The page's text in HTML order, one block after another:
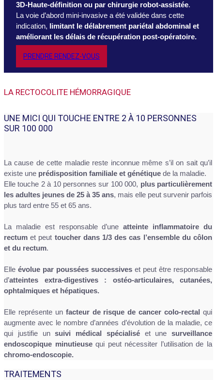
3D-Haute-définition ou par chirurgie robot-assistée.
La voie d’abord mini-invasive a été validée dans cette
indication, limitant le délabrement pariétal abdominal et
améliorant les délais de récupération post-opératoire.
PRENDRE RENDEZ-VOUS
LA RECTOCOLITE HÉMORRAGIQUE
UNE MICI QUI TOUCHE ENTRE 2 À 10 PERSONNES
SUR 100 000
La cause de cette maladie reste inconnue même s’il on sait qu’il
existe une prédisposition familiale et génétique de la maladie.
Elle touche 2 à 10 personnes sur 100 000, plus particulièrement
les adultes jeunes de 25 à 35 ans, mais elle peut survenir parfois
plus tard entre 55 et 65 ans.
La maladie est responsable d’uneatteinte inflammatoire du
rectum et peut toucher dans 1/3 des cas l’ensemble du côlon
et du rectum.
Elle évolue par poussées successives et peut être responsable
d’atteintes extra-digestives : ostéo-articulaires, cutanées,
ophtalmiques et hépatiques.
Elle représente un facteur de risque de cancer colo-rectal qui
augmente avec le nombre d’années d’évolution de la maladie, ce
qui justifie unsuivi médical spécialiséet une surveillance
endoscopique minutieusequi peut nécessiter l’utilisation de la
chromo-endoscopie.
TRAITEMENTS